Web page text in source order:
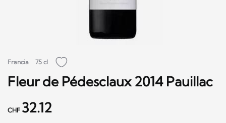
Francia 75 cl
Fleur de Pédesclaux 2014 Pauillac
CHF 32.12